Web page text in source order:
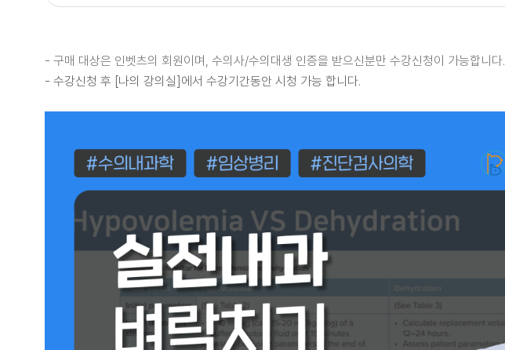
- 구매 대상은 인벳츠의 회원이며, 수의사/수의대생 인증을 받으신분만 수강신청이 가능합니다.
- 수강신청 후 [나의 강의실]에서 수강기간동안 시청 가능 합니다.